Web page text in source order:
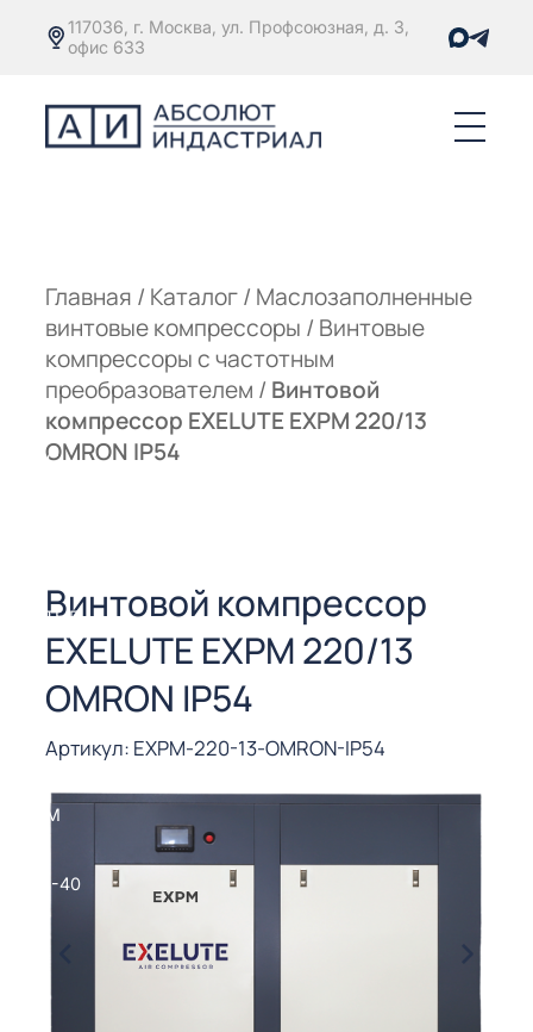
117036, г. Москва, ул. Профсоюзная, д. 3,
офис 633
Главная / Каталог/ Маслозаполненные
винтовые компрессоры / Винтовые
компрессоры с частотным
преобразователем / Винтовой
компрессор EXELUTE EXPM 220/13
OMRON IP54
Винтовой компрессор
EXELUTE EXPM 220/13
OMRON IP54
Артикул: EXPM-220-13-OMRON-IP54
С
(3-40